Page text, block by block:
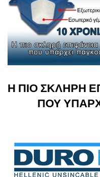
Η ΠΙΟ ΣΚΛΗΡΗ
ΠΟΥ